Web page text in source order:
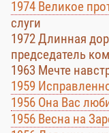
1974 Великое
слуги
1972 Длинная
председатель
1963 Мечте
1959
1956 Она Вас
1956 Весна на